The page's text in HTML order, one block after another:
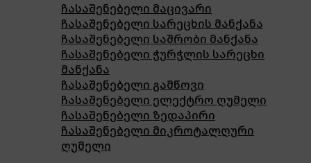
ჩასაშენებელი მაცივარი
ჩასაშენებელი სარეცხის მანქანა
ჩასაშენებელი საშრობი მანქანა
ჩასაშენებელი ჭურჭლის სარეცხი
მანქანა
ჩასაშენებელი გამწოვი
ჩასაშენებელი ელექტრო ღუმელი
ჩასაშენებელი ზედაპირი
ჩასაშენებელი მიკროტალღური
ღუმელი